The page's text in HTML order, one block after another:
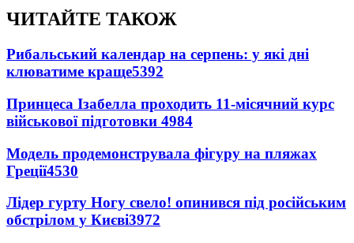
ЧИТАЙТЕ ТАКОЖ
Рибальський календар на серпень: у які дні
клюватиме краще5392
Принцеса Ізабелла проходить 11-місячний курс
військової підготовки 4984
Модель продемонструвала фігуру на пляжах
Греції4530
Лідер гурту Ногу свело! опинився під російським
обстрілом у Києві3972